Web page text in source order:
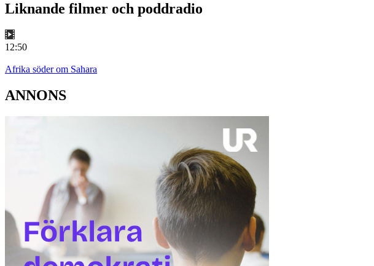
Liknande filmer och poddradio
12:50
Afrika söder om Sahara
ANNONS